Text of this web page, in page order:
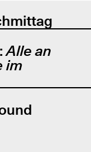
Alle an
im